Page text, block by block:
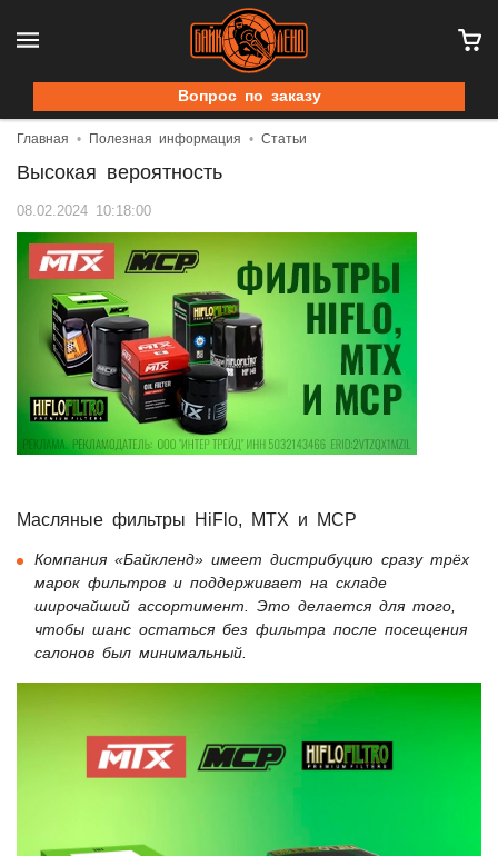
Вопрос по заказу
Главная Полезная информация Статьи
Высокая вероятность
08.02.2024 10:18:00
Масляные фильтры HiFlo, MTX и MCP
Компания «Байкленд» имеет дистрибуцию сразу трёх
марок фильтров и поддерживает на складе
широчайший ассортимент. Это делается для того,
чтобы шанс остаться без фильтра после посещения
салонов был минимальный.